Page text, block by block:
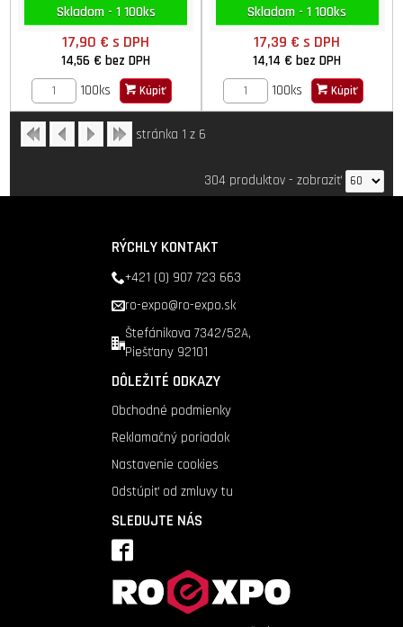
Skladom - 1 100ks
17,90 €s DPH
14,56 €bez DPH
100ks
Kúpiť
Skladom - 1 100ks
17,39 €s DPH
14,14 €bez DPH
100ks
Kúpiť
stránka 1 z 6
304 produktov- zobraziť
RÝCHLY KONTAKT
+421 (0) 907 723 663
ro-expo@ro-expo.sk
Štefánikova 7342/52A,
Piešťany 92101
DÔLEŽITÉ ODKAZY
Obchodné podmienky
Reklamačný poriadok
Nastavenie cookies
Odstúpiť od zmluvy tu
SLEDUJTE NÁS